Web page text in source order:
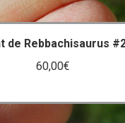
de Rebbachisaurus
60,00€